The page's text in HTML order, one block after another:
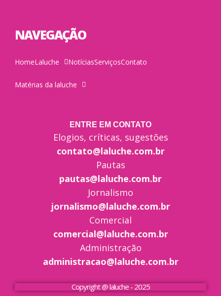
NAVEGAÇÃO
HomeLaluche NotíciasServiçosContato
Matérias da laluche
ENTRE EM CONTATO
Elogios, críticas, sugestões
contato@laluche.com.br
Pautas
pautas@laluche.com.br
Jornalismo
jornalismo@laluche.com.br
Comercial
comercial@laluche.com.br
Administração
administracao@laluche.com.br
Copyright @ laluche - 2025